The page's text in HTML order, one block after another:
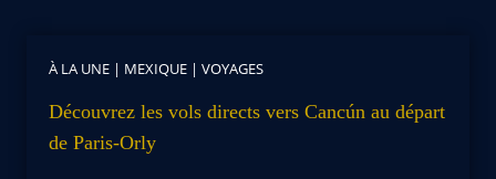
À LA UNE | MEXIQUE | VOYAGES
Découvrez les vols directs vers Cancún au départ
de Paris-Orly